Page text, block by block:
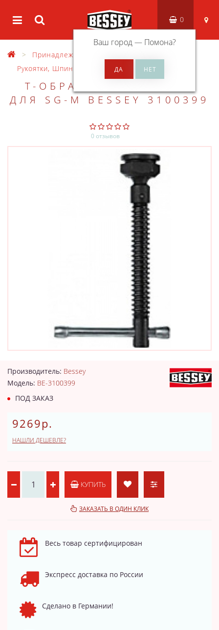
Ваш город — Помона?
0
Принадлежности
Рукоятки, Шпиндели, Скобы в сборе
Т-ОБРАЗНАЯ РУКОЯТКА
ДЛЯ SG-M BESSEY 3100399
0 отзывов
Производитель: Bessey
Модель: BE-3100399
ПОД ЗАКАЗ
9269р.
НАШЛИ ДЕШЕВЛЕ?
КУПИТЬ
ЗАКАЗАТЬ В ОДИН КЛИК
Весь товар сертифицирован
Экспресс доставка по России
Сделано в Германии!